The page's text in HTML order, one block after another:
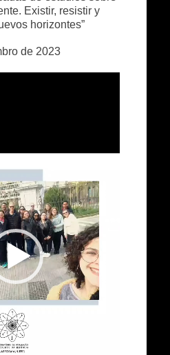
Existir, resistir y
horizontes”
de 2023